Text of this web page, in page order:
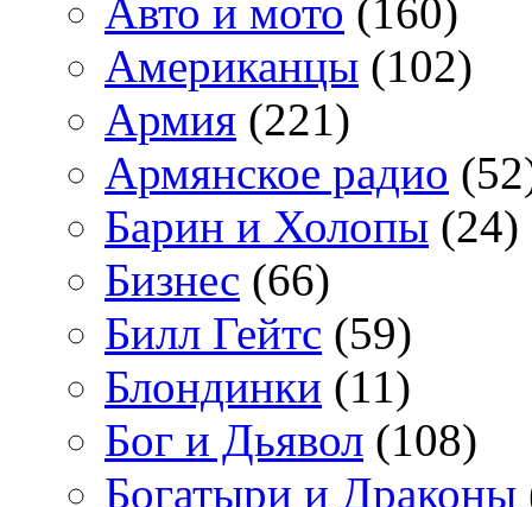
Авто и мото (160)
Американцы (102)
Армия (221)
Армянское радио
Барин и Холопы (24)
Бизнес (66)
Билл Гейтс (59)
Блондинки (11)
Бог и Дьявол (108)
Богатыри и Драконы